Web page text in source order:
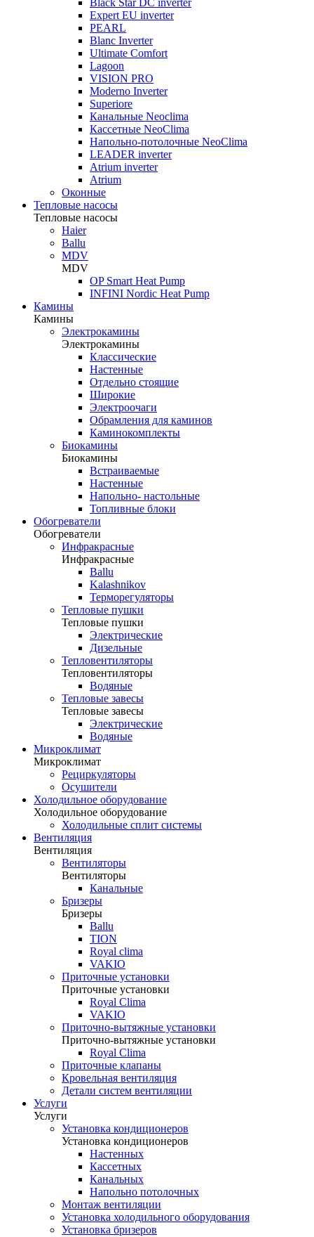
Black Star DC inverter
Expert EU inverter
PEARL
Blanc Inverter
Ultimate Comfort
Lagoon
VISION PRO
Moderno Inverter
Superiore
Канальные Neoclima
Кассетные NeoClima
Напольно-потолочные NeoClima
LEADER inverter
Atrium inverter
Atrium
Оконные
Тепловые насосы
Тепловые насосы
Haier
Ballu
MDV
MDV
OP Smart Heat Pump
INFINI Nordic Heat Pump
Камины
Камины
Электрокамины
Электрокамины
Классические
Настенные
Отдельно стоящие
Широкие
Электроочаги
Обрамления для каминов
Каминокомплекты
Биокамины
Биокамины
Встраиваемые
Настенные
Напольно- настольные
Топливные блоки
Обогреватели
Обогреватели
Инфракрасные
Инфракрасные
Ballu
Kalashnikov
Терморегуляторы
Тепловые пушки
Тепловые пушки
Электрические
Дизельные
Тепловентиляторы
Тепловентиляторы
Водяные
Тепловые завесы
Тепловые завесы
Электрические
Водяные
Микроклимат
Микроклимат
Рециркуляторы
Осушители
Холодильное оборудование
Холодильное оборудование
Холодильные сплит системы
Вентиляция
Вентиляция
Вентиляторы
Вентиляторы
Канальные
Бризеры
Бризеры
Ballu
TION
Royal clima
VAKIO
Приточные установки
Приточные установки
Royal Clima
VAKIO
Приточно-вытяжные установки
Приточно-вытяжные установки
Royal Clima
Приточные клапаны
Кровельная вентиляция
Детали систем вентиляции
Услуги
Услуги
Установка кондиционеров
Установка кондиционеров
Настенных
Кассетных
Канальных
Напольно потолочных
Монтаж вентиляции
Установка холодильного оборудования
Установка бризеров